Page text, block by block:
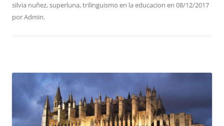
silvia nuñez,superluna,trilinguismo en la educacion en 08/12/2017
porAdmin.